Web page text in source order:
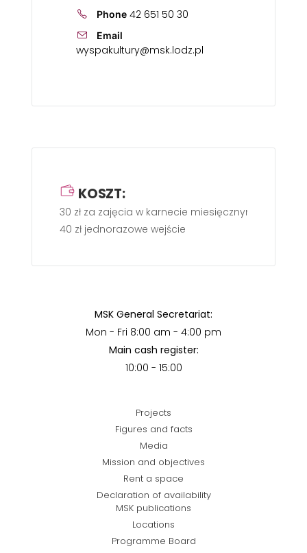
Phone 42 651 50 30
Email
wyspakultury@msk.lodz.pl
KOSZT:
30 zł za zajęcia w karnecie miesięcznym,
40 zł jednorazowe wejście
MSK General Secretariat:
Mon - Fri 8:00 am - 4:00 pm
Main cash register:
10:00 - 15:00
Projects
Figures and facts
Media
Mission and objectives
Rent a space
Declaration of availability
MSK publications
Locations
Programme Board